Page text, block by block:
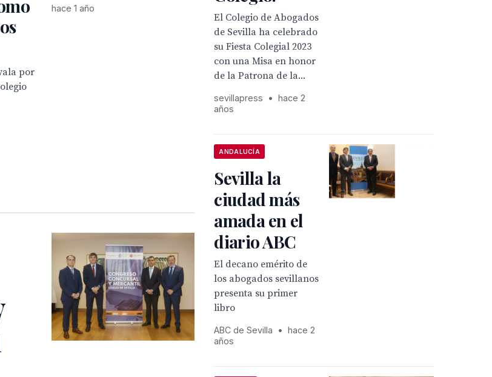
por
hace 1 año
El Colegio de Abogados
de Sevilla ha celebrado
su Fiesta Colegial 2023
con una Misa en honor
de la Patrona de la...
sevillapress •
hace 2
años
ANDALUCÍA
Sevilla la
ciudad más
amada en el
diario ABC
El decano emérito de
los abogados sevillanos
presenta su primer
libro
ABC de Sevilla •
hace 2
años